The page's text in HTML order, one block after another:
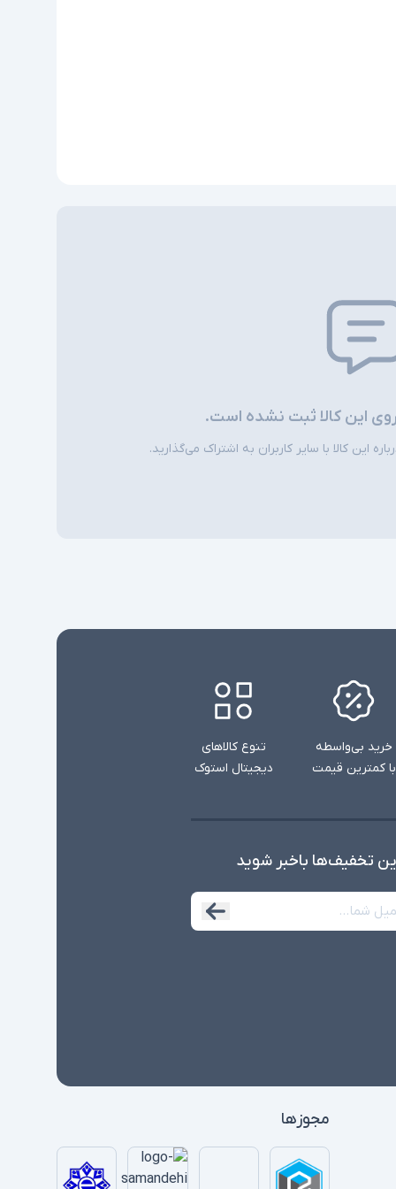
این کالا ثبت نشده است.
این کالا با سایر کاربران به اشتراک می‌گذارید.
خرید بی‌واسطه
با کمترین قیمت
تنوع کالاهای
دیجیتال استوک
تخفیف‌ها با‌خبر شوید
مجوزها